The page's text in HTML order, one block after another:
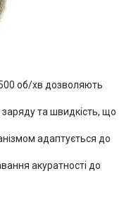
об/хв дозволяють
та швидкість, що
адаптується до
акуратності до